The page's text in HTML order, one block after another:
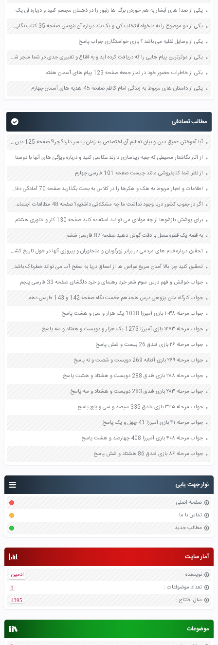
نوار جهت یابی
صفحه اصلی
تماس با ما
مطالب جدید
آمار سایت
نویسنده :
ادمین
تعداد موضواعات :
1
سال افتتاح :
1395
موضوعات
یکی از صدا های آبشار به هم خوردن برگ ها زنبور را در ذهنتان مجسم کنید و درباره آن یک بند بنویسید صفحه 11 نگارش پنجم
یکی از دو موضوع را به دلخواه انتخاب کن و یک بند درباره آن بنویس صفحه 35 کتاب نگارش فارسی سوم
یکی از وسایل نقلیه می باشد ؟ بازی خواستگاری جواب پاسخ
یکی از موثرترین پیام هایی را که دریافت کرده اید و به اقناع و تغییری جدی در شما منجر شده است برسی کنید و علت این تاثیر گذاری قابل توجه را بنویسید صفحه 52 تفکر و سواد رسانه ای دهم
یکی از خاطرات حضور خود در نماز جمعه صفحه 123 پیام های آسمان هفتم
یکی از داستان های مربوط به زندگی امام کاظم صفحه 45 هدیه های آسمان چهارم
مطالب تصادفی
آیا آموختن عمیق دین و بیان تعالیم آن اختصاص به زمان پیامبر دارد؟ چرا؟ صفحه 125 دین و زندگی یازدهم
از آثار نگاشتار محیطی که جنبه زیباسازی دارند عکاسی کنید و درباره ویژگی های آنها با دوستان خود گفت و گو کنید صفحه 55 فرهنگ و هنر نهم
از نظر شما کتابفروشی مانند چیست صفحه 101 فارسی چهارم
اطلاعات و اخبار مربوط به هک و هکرها را در کلاس به بحث بگذارید صفحه 70 آمادگی دفاعی دهم
اگر در جنوب کشور دریا وجود نداشت ما چه مشکلاتی داشتیم؟ صفحه 48 مطالعات اجتماعی پنجم
برای پوشش بازشوها از چه موادی می توانید استفاده کنید صفحه 130 کار و فناوری هشتم
به قصه یک قطره عسل با دقت گوش دهید صفحه 87 فارسی ششم
تحقیق درباره قیام های مردمی در برابر زورگویان و متجاوزان و پیروزی آنها در طول تاریخ کشورمان صفحه 24 آمادگی دفاعی نهم
تحقیق کنید چرا بالا آمدن سریع غواص ها از اعماق دریا به سطح آب می تواند خطرناک باشد صفحه 139 آزمایشگاه علوم تجربی دهم
جواب خوانش و فهم درس سوم شعر خرد رهنمای و خرد دلگشای صفحه 33 فارسی پنجم
جواب کارگاه متن پژوهی درس هجدهم عظمت نگاه صفحه 142 و 143 فارسی دهم
جواب مرحله ۱۰۳۸ بازی آمیرزا 1038 یک هزار و سی و هشت پاسخ
جواب مرحله ۱۲۷۳ بازی آمیرزا 1273 یک هزار و دویست و هفتاد و سه پاسخ
جواب مرحله ۲۶ بازی فندق 26 بیست و شش پاسخ
جواب مرحله ۲۶۹ بازی آفتابه 269 دویست و شصت و نه پاسخ
جواب مرحله ۲۸۸ بازی فندق 288 دویست و هشتاد و هشت پاسخ
جواب مرحله ۲۸۳ بازی فندق 283 دویست و هشتاد و سه پاسخ
جواب مرحله ۳۳۵ بازی فندق 335 سیصد و سی و پنج پاسخ
جواب مرحله ۴۱ بازی آمیرزا 41 چهل و یک پاسخ
جواب مرحله ۴۰۸ بازی آمیرزا 408 چهارصد و هشت پاسخ
جواب مرحله ۸۶ بازی فندق 86 هشتاد و شش پاسخ